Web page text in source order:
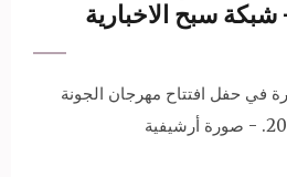
شبكة سبح الاخبارية